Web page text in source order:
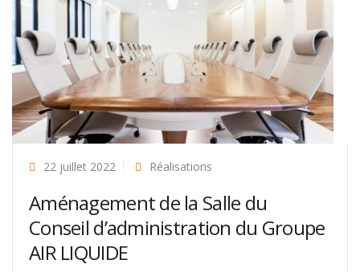
22 juillet 2022 Réalisations
Aménagement de la Salle du
Conseil d’administration du Groupe
AIR LIQUIDE